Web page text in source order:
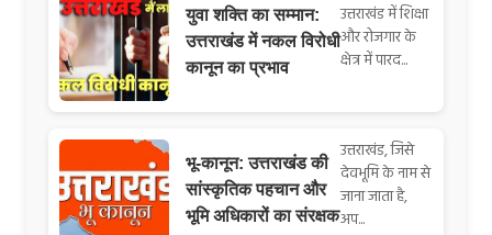
युवा शक्ति का सम्मान:
उत्तराखंड में नकल विरोधी
कानून का प्रभाव
उत्तराखंड में शिक्षा
और रोजगार के
क्षेत्र में पारद...
भू-कानून: उत्तराखंड की
सांस्कृतिक पहचान और
भूमि अधिकारों का संरक्षक
उत्तराखंड, जिसे
देवभूमि के नाम से
जाना जाता है,
अप...